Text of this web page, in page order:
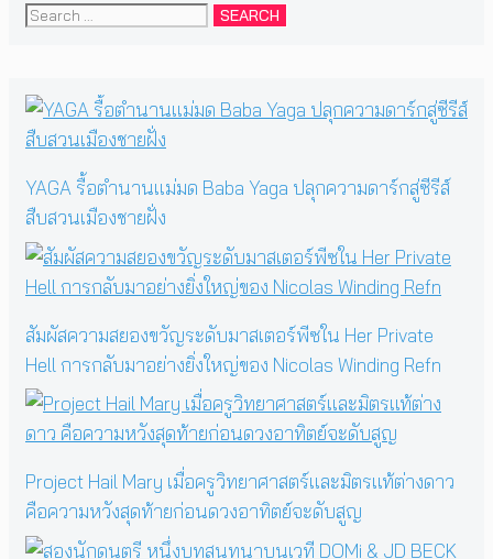
Search
YAGA รื้อตำนานแม่มด Baba Yaga ปลุกความดาร์กสู่ซีรีส์
สืบสวนเมืองชายฝั่ง
สัมผัสความสยองขวัญระดับมาสเตอร์พีซใน Her Private
Hell การกลับมาอย่างยิ่งใหญ่ของ Nicolas Winding Refn
Project Hail Mary เมื่อครูวิทยาศาสตร์และมิตรแท้ต่างดาว
คือความหวังสุดท้ายก่อนดวงอาทิตย์จะดับสูญ